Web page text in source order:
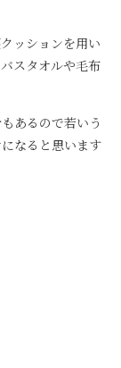
ッションを用い
スタオルや毛布
あるので若いう
なると思います